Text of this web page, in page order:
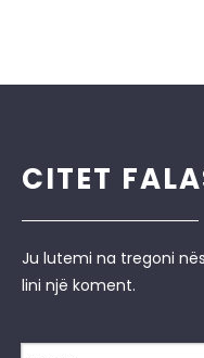
CITET
Ju lutemi na tregoni
lini një koment.